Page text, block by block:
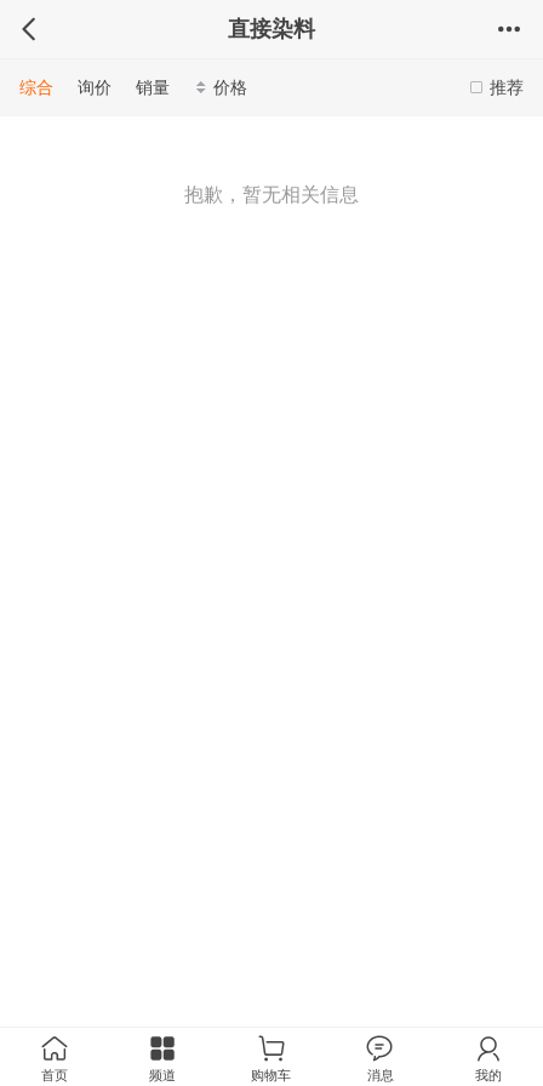
直接染料
推荐
综合 询价 销量 价格
抱歉，暂无相关信息
首页 频道 购物车 消息 我的